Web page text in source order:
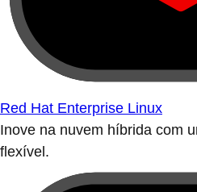
Red Hat Enterprise Linux
Inove na nuvem híbrida com
flexível.